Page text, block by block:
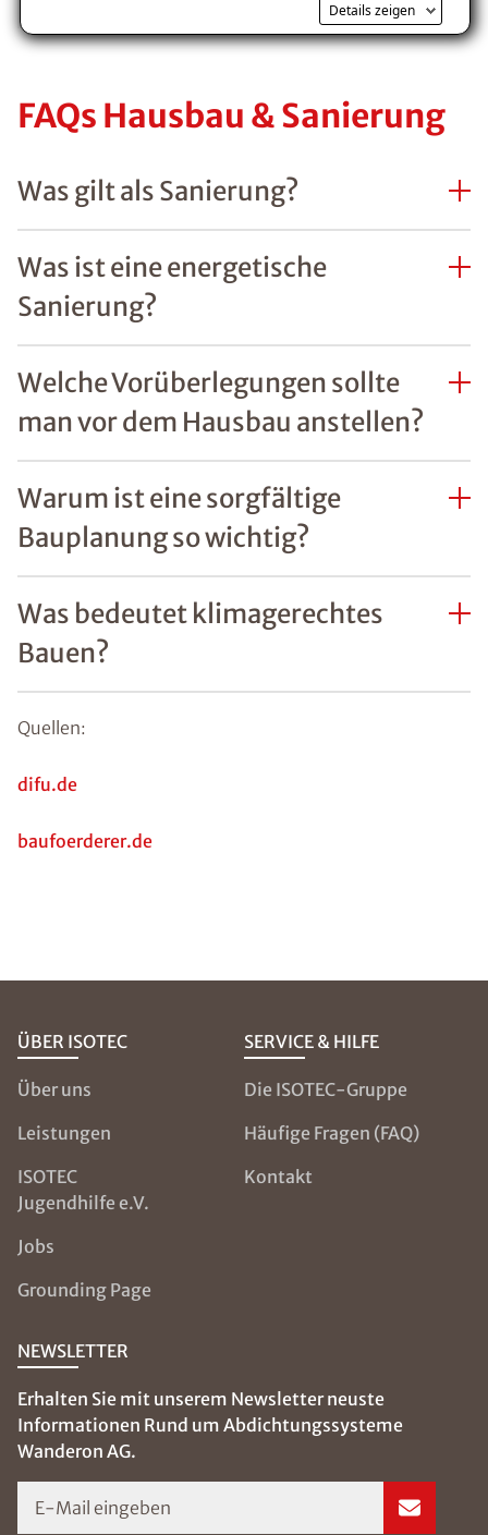
Details zeigen
FAQs Hausbau & Sanierung
Was gilt als Sanierung?
Was ist eine energetische
Sanierung?
Welche Vorüberlegungen sollte
man vor dem Hausbau anstellen?
Warum ist eine sorgfältige
Bauplanung so wichtig?
Was bedeutet klimagerechtes
Bauen?
Quellen:
difu.de
baufoerderer.de
ÜBER ISOTEC
Über uns
Leistungen
ISOTEC
Jugendhilfe e.V.
Jobs
Grounding Page
SERVICE & HILFE
Die ISOTEC-Gruppe
Häufige Fragen (FAQ)
Kontakt
NEWSLETTER
Erhalten Sie mit unserem Newsletter neuste
Informationen Rund um Abdichtungssysteme
Wanderon AG.
E-Mail eingeben